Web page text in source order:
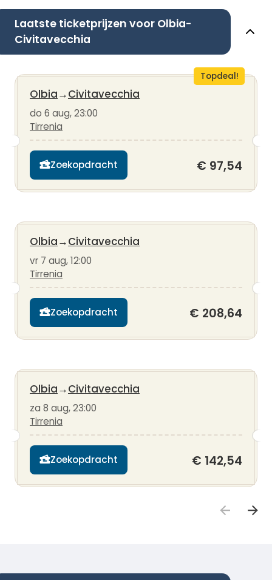
Laatste ticketprijzen voor Olbia-
Civitavecchia
Topdeal!
Olbia→Civitavecchia
do 6 aug, 23:00
Tirrenia
Zoekopdracht € 97,54
Olbia→Civitavecchia
vr 7 aug, 12:00
Tirrenia
Zoekopdracht € 208,64
Olbia→Civitavecchia
za 8 aug, 23:00
Tirrenia
Zoekopdracht € 142,54